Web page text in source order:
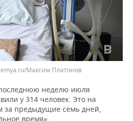
Максим Платонов
неделю июля
у 314 человек. Это на
за предыдущие семь дней,
время».